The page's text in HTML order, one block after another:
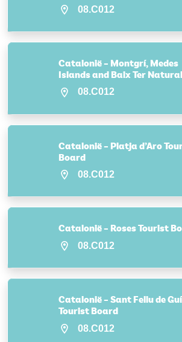
08.C012
Catalonië – Montgrí, Medes
Islands and Baix Ter
08.C012
Catalonië – Platja d’Aro
Board
08.C012
Catalonië – Roses Tourist
08.C012
Catalonië – Sant Feliu de
Tourist Board
08.C012